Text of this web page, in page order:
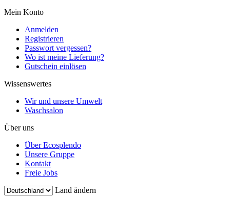
Mein Konto
Anmelden
Registrieren
Passwort vergessen?
Wo ist meine Lieferung?
Gutschein einlösen
Wissenswertes
Wir und unsere Umwelt
Waschsalon
Über uns
Über Ecosplendo
Unsere Gruppe
Kontakt
Freie Jobs
Land ändern